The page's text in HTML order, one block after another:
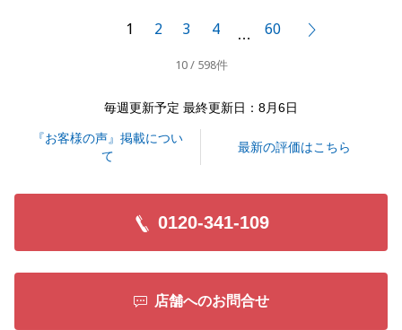
寒さ厳しき折、どうぞご自愛くださいませ。
1 2 3 4 … 60
10 / 598件
毎週更新予定 最終更新日：8月6日
『お客様の声』掲載につい
て
最新の評価はこちら
0120-341-109
店舗へのお問合せ